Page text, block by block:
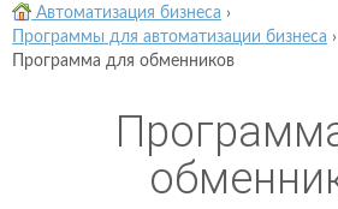
Автоматизация бизнеса ›
Программы для автоматизации бизнеса ›
Программа для обменников